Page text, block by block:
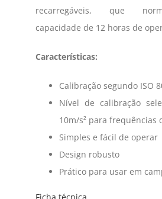
recarregáveis, que
capacidade de 12 horas de
Características:
Calibração segundo ISO
Nível de calibração
10m/s² para frequências
Simples e fácil de operar
Design robusto
Prático para usar em